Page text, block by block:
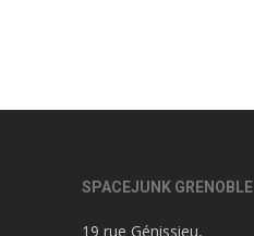
SPACEJUNK GRENOBLE
19 rue Génissieu,